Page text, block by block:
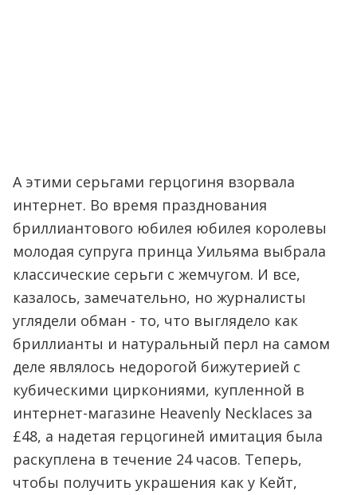
А этими серьгами герцогиня взорвала
интернет. Во время празднования
бриллиантового юбилея юбилея королевы
молодая супруга принца Уильяма выбрала
классические серьги с жемчугом. И все,
казалось, замечательно, но журналисты
углядели обман - то, что выглядело как
бриллианты и натуральный перл на самом
деле являлось недорогой бижутерией с
кубическими циркониями, купленной в
интернет-магазине Heavenly Necklaces за
£48, а надетая герцогиней имитация была
раскуплена в течение 24 часов. Теперь,
чтобы получить украшения как у Кейт,